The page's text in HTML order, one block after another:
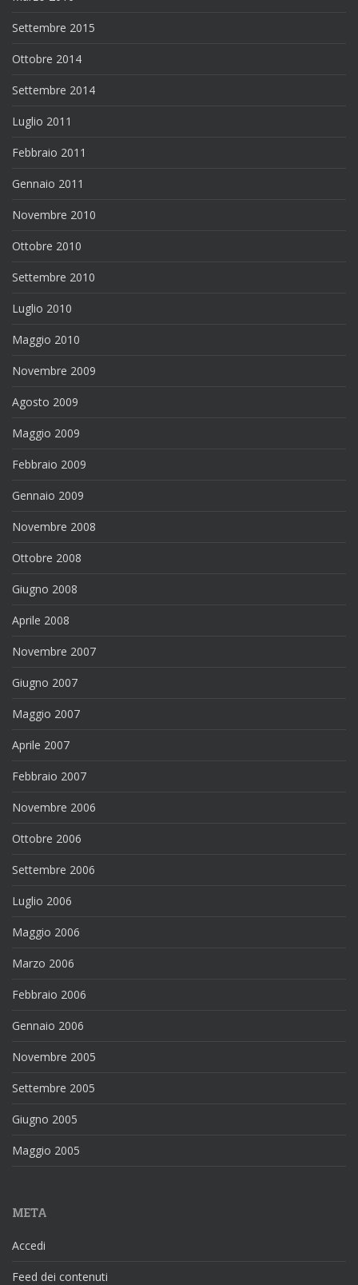
Settembre 2015
Ottobre 2014
Settembre 2014
Luglio 2011
Febbraio 2011
Gennaio 2011
Novembre 2010
Ottobre 2010
Settembre 2010
Luglio 2010
Maggio 2010
Novembre 2009
Agosto 2009
Maggio 2009
Febbraio 2009
Gennaio 2009
Novembre 2008
Ottobre 2008
Giugno 2008
Aprile 2008
Novembre 2007
Giugno 2007
Maggio 2007
Aprile 2007
Febbraio 2007
Novembre 2006
Ottobre 2006
Settembre 2006
Luglio 2006
Maggio 2006
Marzo 2006
Febbraio 2006
Gennaio 2006
Novembre 2005
Settembre 2005
Giugno 2005
Maggio 2005
META
Accedi
Feed dei contenuti